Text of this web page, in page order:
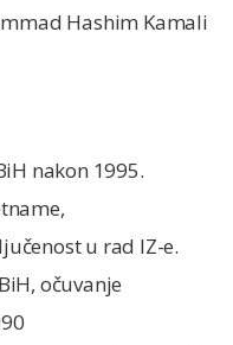
Hashim Kamali
nakon 1995.
u rad IZ-e.
očuvanje